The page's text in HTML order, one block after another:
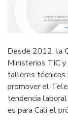
Desde 2012 la
Ministerios TIC
talleres técnicos
promover el
tendencia
es para Cali el